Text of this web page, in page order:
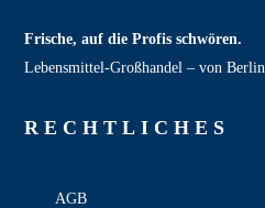
Frische, auf die Profis schwören.
Lebensmittel‑Großhandel – von
RECHT­LICHES
AGB